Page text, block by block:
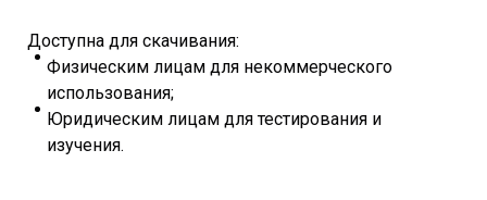
Доступна для скачивания:
Физическим лицам для некоммерческого
использования;
Юридическим лицам для тестирования и
изучения.